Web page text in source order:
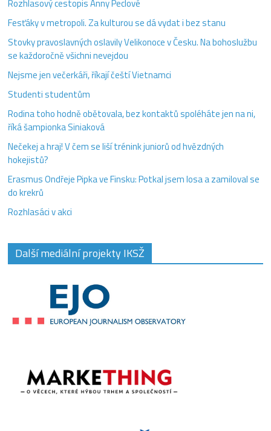
Rozhlasový cestopis Anny Peclové
Fesťáky v metropoli. Za kulturou se dá vydat i bez stanu
Stovky pravoslavných oslavily Velikonoce v Česku. Na bohoslužbu
se každoročně všichni nevejdou
Nejsme jen večerkáři, říkají čeští Vietnamci
Studenti studentům
Rodina toho hodně obětovala, bez kontaktů spoléháte jen na ni,
říká šampionka Siniaková
Nečekej a hraj! V čem se liší trénink juniorů od hvězdných
hokejistů?
Erasmus Ondřeje Pipka ve Finsku: Potkal jsem losa a zamiloval se
do krekrů
Rozhlasáci v akci
Další mediální projekty IKSŽ